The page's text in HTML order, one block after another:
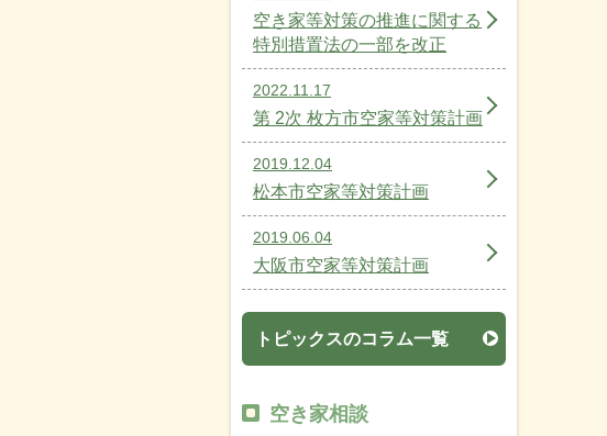
空き家等対策の推進に関する
特別措置法の一部を改正
2022.11.17
第 2次 枚方市空家等対策計画
2019.12.04
松本市空家等対策計画
2019.06.04
大阪市空家等対策計画
トピックスのコラム一覧
空き家相談